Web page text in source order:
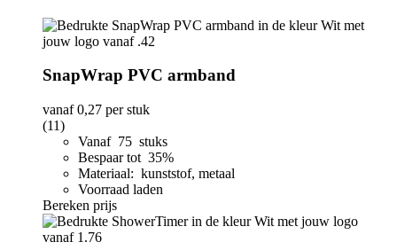
SnapWrap PVC armband
vanaf0,27 per stuk
(11)
Vanaf 75 stuks
Bespaar tot 35%
Materiaal: kunststof, metaal
Voorraad laden
Bereken prijs